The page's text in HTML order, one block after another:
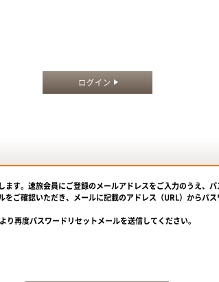
ログイン
す。速旅会員にご登録のメールアドレスをご入力のうえ、
ご確認いただき、メールに記載のアドレス（URL）からパス
再度パスワードリセットメールを送信してください。